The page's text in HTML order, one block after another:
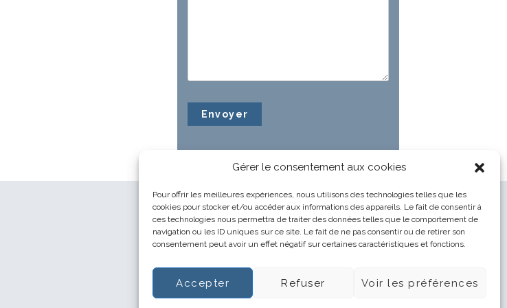
Gérer le consentement aux cookies
Pour offrir les meilleures expériences, nous utilisons des technologies telles que les
cookies pour stocker et/ou accéder aux informations des appareils. Le fait de consentir à
ces technologies nous permettra de traiter des données telles que le comportement de
navigation ou les ID uniques sur ce site. Le fait de ne pas consentir ou de retirer son
consentement peut avoir un effet négatif sur certaines caractéristiques et fonctions.
Accepter Refuser Voir les préférences